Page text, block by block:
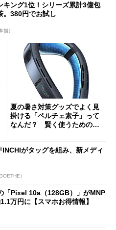
キング1位！シリーズ累計3億包
。380円でお試し
舗）
夏の暑さ対策グッズでよく見
掛ける「ペルチェ素子」って
なんだ？ 賢く使うための注
がタッグを組み、新メディ
）
「Pixel 10a（128GB）」がMNP
万円に【スマホお得情報】